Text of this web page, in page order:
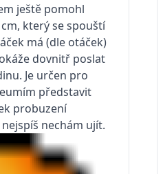
ještě pomohl
který se spouští
má (dle otáček)
dovnitř poslat
Je určen pro
představit
probuzení
nechám ujít.